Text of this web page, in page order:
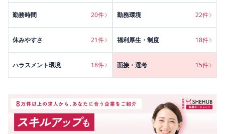
勤務時間 20件 勤務環境 22件
休みやすさ 21件 福利厚生・制度 18件
ハラスメント環境 18件 面接・選考 15件